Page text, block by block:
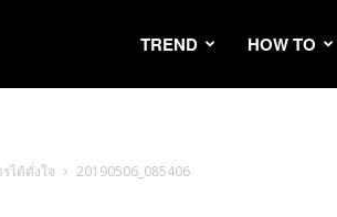
TREND HOW TO
ได้ดั่งใจ 20190506_085406